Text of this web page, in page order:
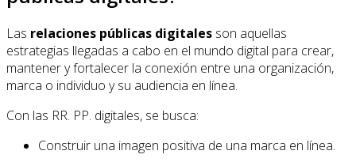
Las relaciones públicas digitales son aquellas
estrategias llegadas a cabo en el mundo digital para crear,
mantener y fortalecer la conexión entre una organización,
marca o individuo y su audiencia en línea.
Con las RR. PP. digitales, se busca:
Construir una imagen positiva de una marca en línea.